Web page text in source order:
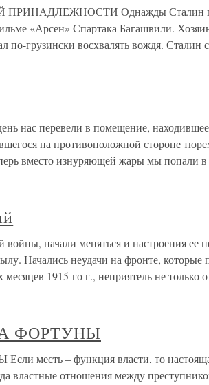
Однажды Сталин
«Арсен» Спартака Багашвили.
по-грузински восхвалять вождя. Сталин
нас перевели в помещение,
на противоположной стороне
вместо изнуряющей жары мы попали в
войны, начали меняться и настроения ее
Начались неудачи на фронте, которые
1915-го г., неприятель не только
ФОРТУНЫ
месть – функция власти, то
властные отношения между